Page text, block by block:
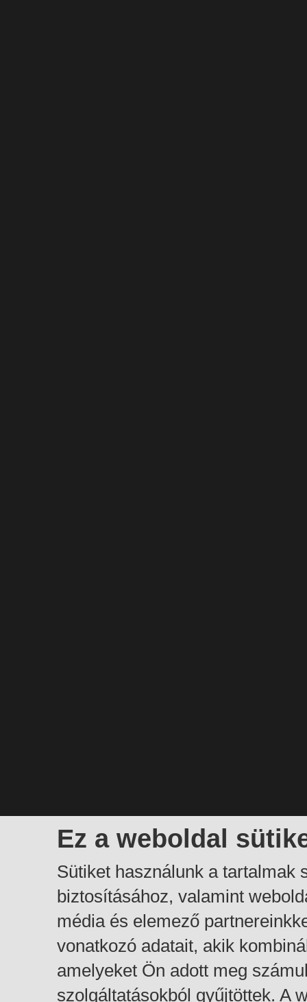
Ez a weboldal
Sütiket használunk a tartalmak
biztosításához, valamint
média és elemező
vonatkozó adatait, akik
amelyeket Ön adott meg
szolgáltatásokból gyűjtöttek. A